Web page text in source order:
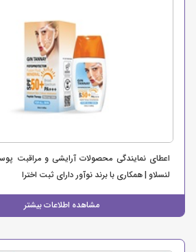
اعطای نمایندگی محصولات آرایشی و مراقبت
لنسلاو | همکاری با برند نوآور دارای ثبت اخترا
مشاهده اطلاعات بیشتر